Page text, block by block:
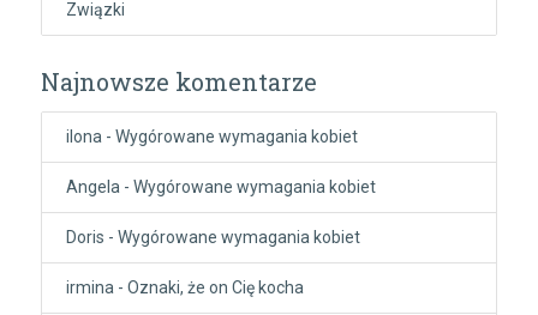
Związki
Najnowsze komentarze
ilona - Wygórowane wymagania kobiet
Angela - Wygórowane wymagania kobiet
Doris - Wygórowane wymagania kobiet
irmina - Oznaki, że on Cię kocha